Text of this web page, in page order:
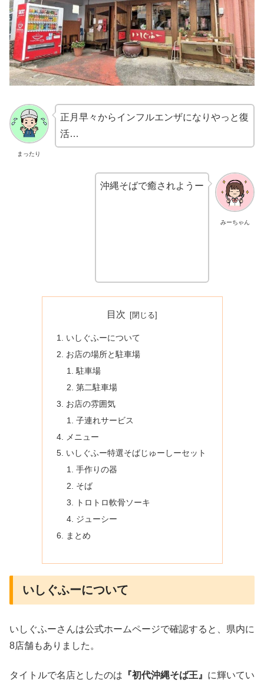
まったり
正月早々からインフルエンザになりやっと復
活…
みーちゃん
沖縄そばで癒されようー
目次
いしぐふーについて
お店の場所と駐車場
駐車場
第二駐車場
お店の雰囲気
子連れサービス
メニュー
いしぐふー特選そばじゅーしーセット
手作りの器
そば
トロトロ軟骨ソーキ
ジューシー
まとめ
いしぐふーについて
いしぐふーさんは公式ホームページで確認すると、県内に
8店舗もありました。
タイトルで名店としたのは 『初代沖縄そば王』 に輝いてい